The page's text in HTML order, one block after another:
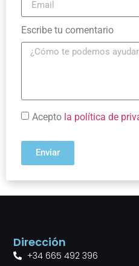
Escribe tu comentario
Acepto la política de
Enviar
Dirección
+34 665 492 396